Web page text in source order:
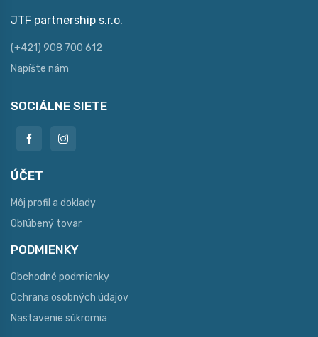
JTF partnership s.r.o.
(+421) 908 700 612
Napíšte nám
SOCIÁLNE SIETE
ÚČET
Môj profil a doklady
Obľúbený tovar
PODMIENKY
Obchodné podmienky
Ochrana osobných údajov
Nastavenie súkromia